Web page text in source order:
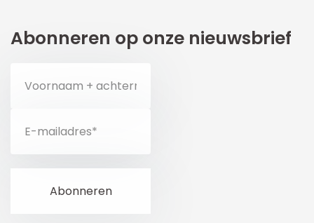
Abonneren op onze nieuwsbrief